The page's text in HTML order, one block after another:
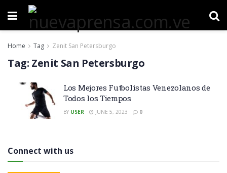
Home Tag Zenit San Petersburgo
Tag: Zenit San Petersburgo
Los Mejores Futbolistas Venezolanos de
Todos los Tiempos
BY USER JUNE 5, 2023 0
Connect with us